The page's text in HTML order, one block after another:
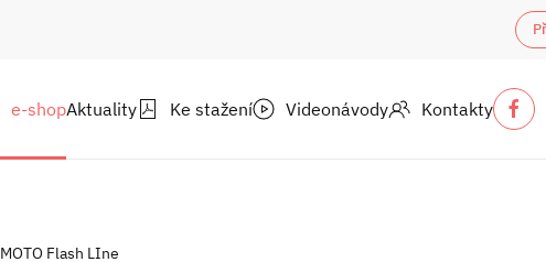
e-shopAktuality Ke stažení Videonávody Kontakty
MOTO Flash LIne